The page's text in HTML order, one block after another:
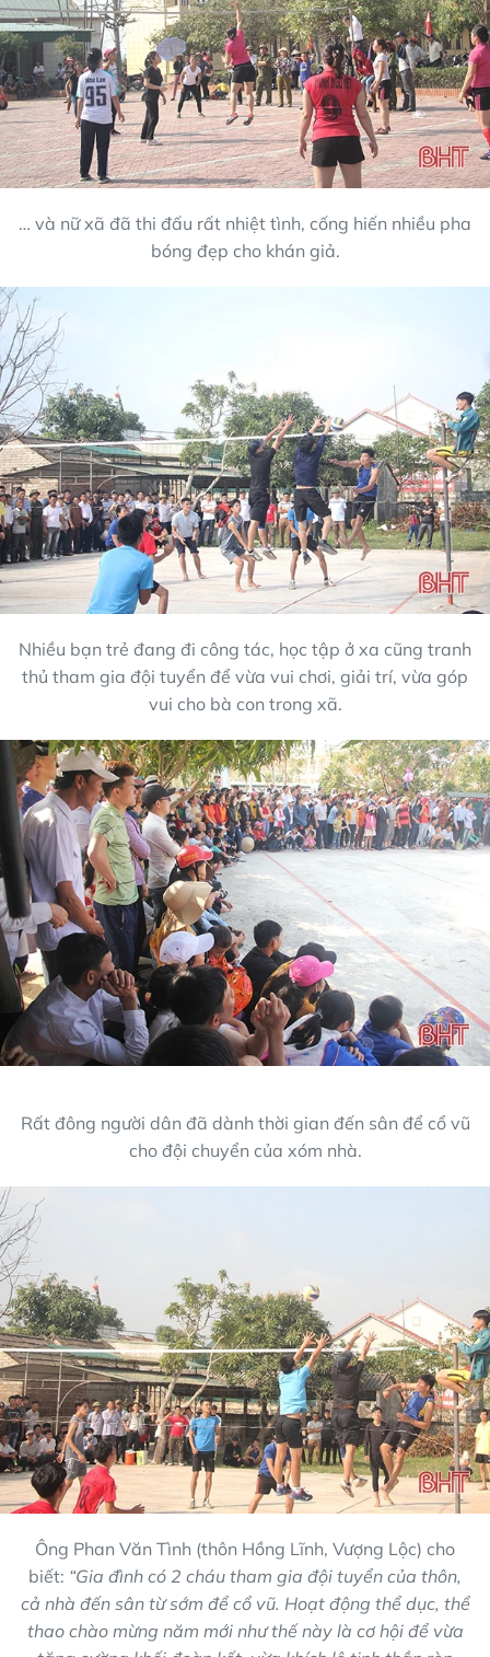
… và nữ xã đã thi đấu rất nhiệt tình, cống hiến nhiều pha
bóng đẹp cho khán giả.
Nhiều bạn trẻ đang đi công tác, học tập ở xa cũng tranh
thủ tham gia đội tuyển để vừa vui chơi, giải trí, vừa góp
vui cho bà con trong xã.
Rất đông người dân đã dành thời gian đến sân để cổ vũ
cho đội chuyển của xóm nhà.
Ông Phan Văn Tình (thôn Hồng Lĩnh, Vượng Lộc) cho
biết: “Gia đình có 2 cháu tham gia đội tuyển của thôn,
cả nhà đến sân từ sớm để cổ vũ. Hoạt động thể dục, thể
thao chào mừng năm mới như thế này là cơ hội để vừa